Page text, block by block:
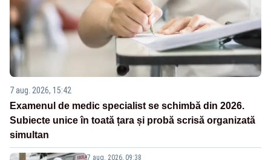
7 aug. 2026, 15:42
Examenul de medic specialist se schimbă din 2026.
Subiecte unice în toată țara și probă scrisă organizată
simultan
7 aug. 2026, 09:38